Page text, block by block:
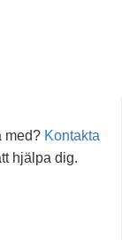
med? Kontakta
hjälpa dig.